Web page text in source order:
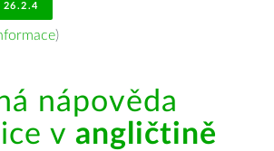
26.2.4
)
nápověda
v angličtině